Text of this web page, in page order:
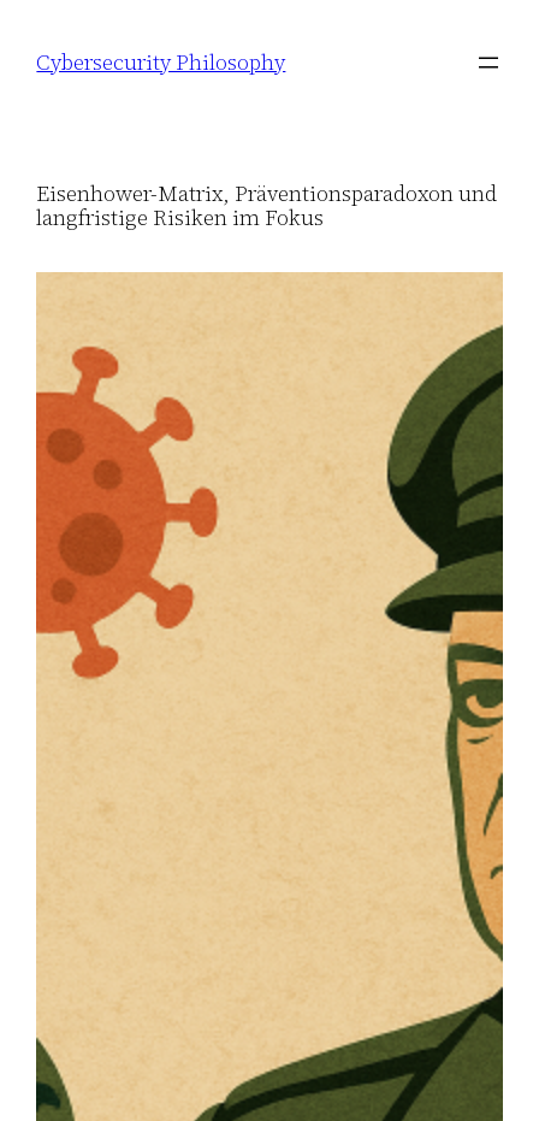
Inhalt
Cybersecurity Philosophy
Eisenhower-Matrix, Präventionsparadoxon und
langfristige Risiken im Fokus